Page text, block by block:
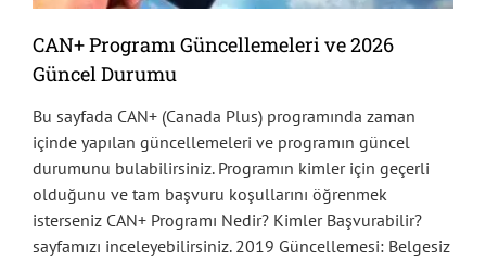
CAN+ Programı Güncellemeleri ve 2026
Güncel Durumu
Bu sayfada CAN+ (Canada Plus) programında zaman
içinde yapılan güncellemeleri ve programın güncel
durumunu bulabilirsiniz. Programın kimler için geçerli
olduğunu ve tam başvuru koşullarını öğrenmek
isterseniz CAN+ Programı Nedir? Kimler Başvurabilir?
sayfamızı inceleyebilirsiniz. 2019 Güncellemesi: Belgesiz